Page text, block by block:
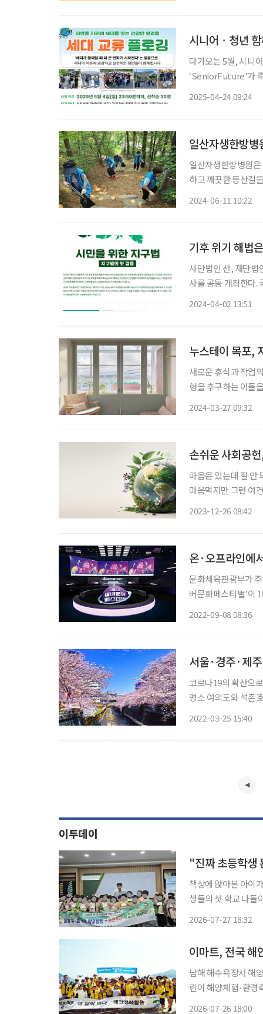
시니어ㆍ청년
다가오는 5월, 시니
‘SeniorFuture’가
2025-04-24 09:24
일산자생한방병
일산자생한방병원
하고 깨끗한 등산길
2024-06-11 10:22
기후 위기 해법
사단법인 선, 재단법
사를 공동 개최한다.
2024-04-02 13:51
누스테이 목포,
새로운 휴식과 작업
형을 추구하는 이들
2024-03-27 09:32
손쉬운 사회공
마음은 있는데 잘 안
마음먹지만 그런 여
2023-12-26 08:42
온·오프라인에
문화체육관광부가
버문화페스티벌’이
2022-09-08 08:36
서울·경주·제
코로나19의 확산으
명소 여의도와 석촌
2022-03-25 15:40
이투데이
"진짜 초등학생
책상에 앉아본 아이
생들의 첫 학교 나들이를 열어
2026-07-27 18:32
이마트, 전국 해
남해 해수욕장서 해
린이 해양체험·환경축제 등 교육 강화 이마트가
2026-07-26 18:00